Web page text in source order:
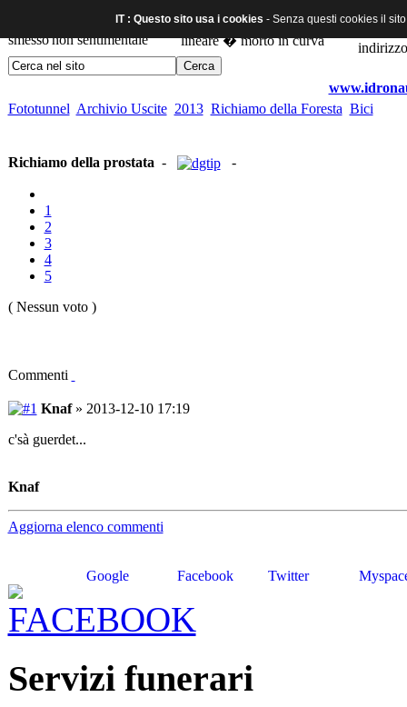
Fototunnel Archivio Uscite 2013 Richiamo della Foresta Bici
Richiamo della prostata - -
1
2
3
4
5
( Nessun voto )
Commenti
Knaf» 2013-12-10 17:19
c'sà guerdet...
Knaf
Aggiorna elenco commenti
Google Facebook Twitter
Servizi funerari
IT : Questo sito usa i cookies - Senza questi cookies il